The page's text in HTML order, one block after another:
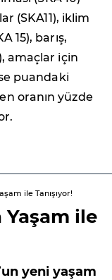
(SKA11), iklim
15), barış,
amaçlar için
puandaki
oranın yüzde
ile Tanışıyor!
ile
yeni yaşam